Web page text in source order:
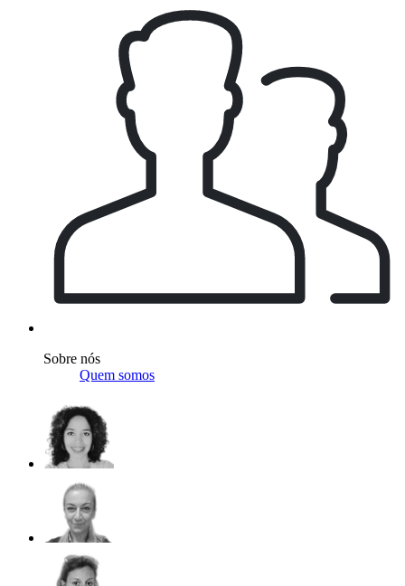
Sobre nós
Quem somos